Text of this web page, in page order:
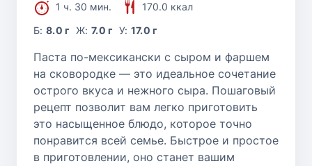
1 ч. 30 мин.
170.0 ккал
Б:8.0 г Ж: 7.0 г У: 17.0 г
Паста по-мексикански с сыром и фаршем
на сковородке — это идеальное сочетание
острого вкуса и нежного сыра. Пошаговый
рецепт позволит вам легко приготовить
это насыщенное блюдо, которое точно
понравится всей семье. Быстрое и простое
в приготовлении, оно станет вашим